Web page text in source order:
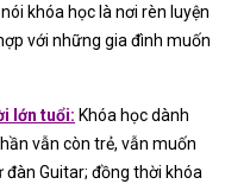
khóa học là nơi rèn luyện
với những gia đình muốn
lớn tuổi: Khóa học dành
vẫn còn trẻ, vẫn muốn
Guitar; đồng thời khóa